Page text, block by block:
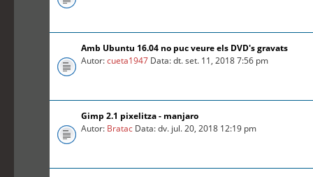
Amb Ubuntu 16.04 no puc veure els DVD's gravats
Autor:cueta1947 Data: dt. set. 11, 2018 7:56 pm
Gimp 2.1 pixelitza - manjaro
Autor: Bratac Data: dv. jul. 20, 2018 12:19 pm